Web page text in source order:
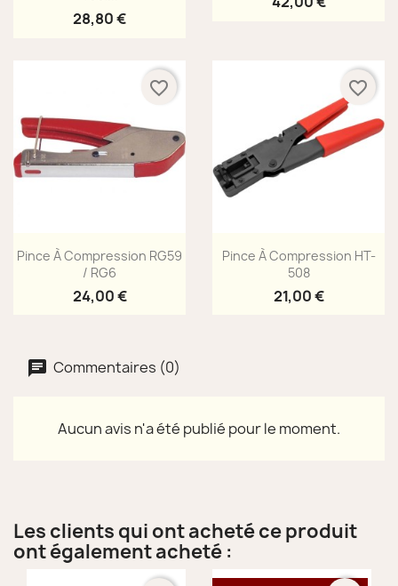
28,80 €
 Aperçu rapide
Pince À Compression RG59
/ RG6
24,00 €
favorite_border
 Aperçu rapide
Pince À Compression HT-
508
21,00 €
favorite_border
Commentaires (0)
Aucun avis n'a été publié pour le moment.
Les clients qui ont acheté ce produit
ont également acheté :